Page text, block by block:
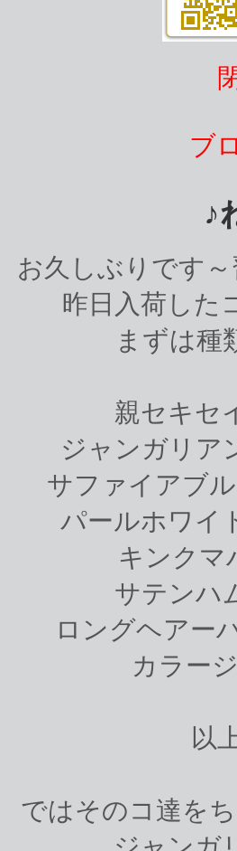
ブ
♪
お久しぶりです
昨日入荷した
まずは種
親セキセ
ジャンガリ
サファイアブ
パールホワ
キンク
サテンハ
ロングヘア
カラー
以
ではそのコ達を